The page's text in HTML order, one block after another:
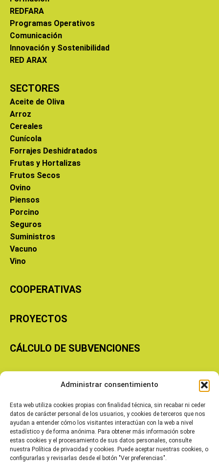
Administrar consentimiento
Esta web utiliza cookies propias con finalidad técnica, sin recabar ni ceder
datos de carácter personal de los usuarios, y cookies de terceros que nos
ayudan a entender cómo los visitantes interactúan con la web a nivel
estadístico y de forma anónima. Para obtener más información sobre
estas cookies y el procesamiento de sus datos personales, consulte
nuestra Política de privacidad y cookies. Puede aceptar nuestras cookies, o
configurarlas y revisarlas desde el botón "Ver preferencias".
REDFARA
Programas Operativos
Comunicación
Innovación y Sostenibilidad
RED ARAX
SECTORES
Aceite de Oliva
Arroz
Cereales
Cunícola
Forrajes Deshidratados
Frutas y Hortalizas
Frutos Secos
Ovino
Piensos
Porcino
Seguros
Suministros
Vacuno
Vino
COOPERATIVAS
PROYECTOS
CÁLCULO DE SUBVENCIONES